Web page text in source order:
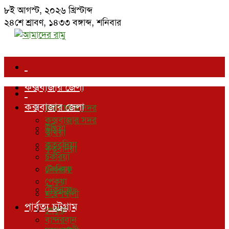
৮ই আগস্ট, ২০২৬ খ্রিস্টাব্দ
২৪শে শ্রাবণ, ১৪৩৩ বঙ্গাব্দ,শনিবার
কক্সবাজার জেলা
কক্সবাজার সদর
উখিয়া
কুতুবদিয়া
চকরিয়া
টেকনাফ
পেকুয়া
কক্সবাজার জেলা
কক্সবাজার সদর
উখিয়া
কুতুবদিয়া
চকরিয়া
টেকনাফ
পেকুয়া
মহেশখালী
পার্বত্য চট্রগ্রাম
বান্দরবান